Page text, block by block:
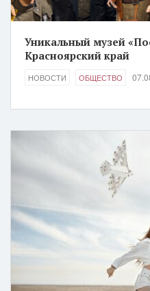
Уникальный музей
Красноярский край
НОВОСТИ ОБЩЕСТВО